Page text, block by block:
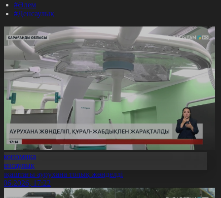
#Әлем
#Денсаулық
аурухана толық жөнделді
17:22